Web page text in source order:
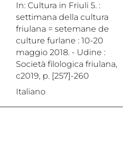
In: Cultura in Friuli 5. :
settimana della cultura
friulana = setemane de
culture furlane : 10-20
maggio 2018. - Udine :
Società filologica friulana,
c2019, p. [257]-260
Italiano